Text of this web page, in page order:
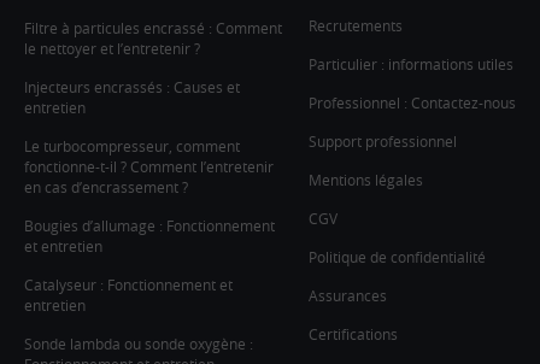
Filtre à particules encrassé : Comment
le nettoyer et l’entretenir ?
Injecteurs encrassés : Causes et
entretien
Le turbocompresseur, comment
fonctionne-t-il ? Comment l’entretenir
en cas d’encrassement ?
Bougies d’allumage : Fonctionnement
et entretien
Catalyseur : Fonctionnement et
entretien
Sonde lambda ou sonde oxygène :
Recrutements
Particulier : informations utiles
Professionnel : Contactez-nous
Support professionnel
Mentions légales
CGV
Politique de confidentialité
Assurances
Certifications